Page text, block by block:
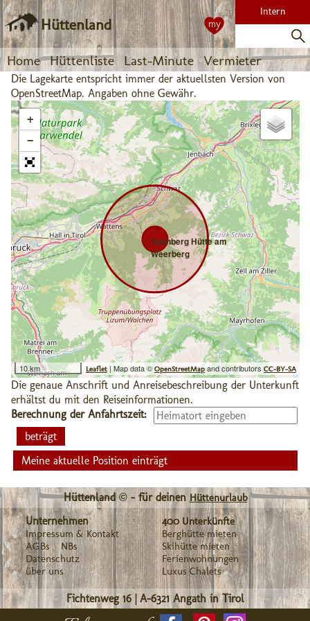
Hüttenland
Home Hüttenliste Last-Minute Vermieter
Intern
my
Die Lagekarte entspricht immer der aktuellsten Version von
OpenStreetMap. Angaben ohne Gewähr.
Sonnberg Hütte am
Weerberg
+
−
10 km Leaflet | Map data © OpenStreetMap and contributors CC-BY-SA
Die genaue Anschrift und Anreisebeschreibung der Unterkunft
erhältst du mit den Reiseinformationen.
Berechnung der Anfahrtszeit:
Meine aktuelle Position einträgt
Hüttenland © - für deinen Hüttenurlaub
Unternehmen
Impressum & Kontakt
AGBs
NBs
Datenschutz
über uns
400 Unterkünfte
Berghütte mieten
Skihütte mieten
Ferienwohnungen
Luxus Chalets
Fichtenweg 16|A-6321 Angath in Tirol